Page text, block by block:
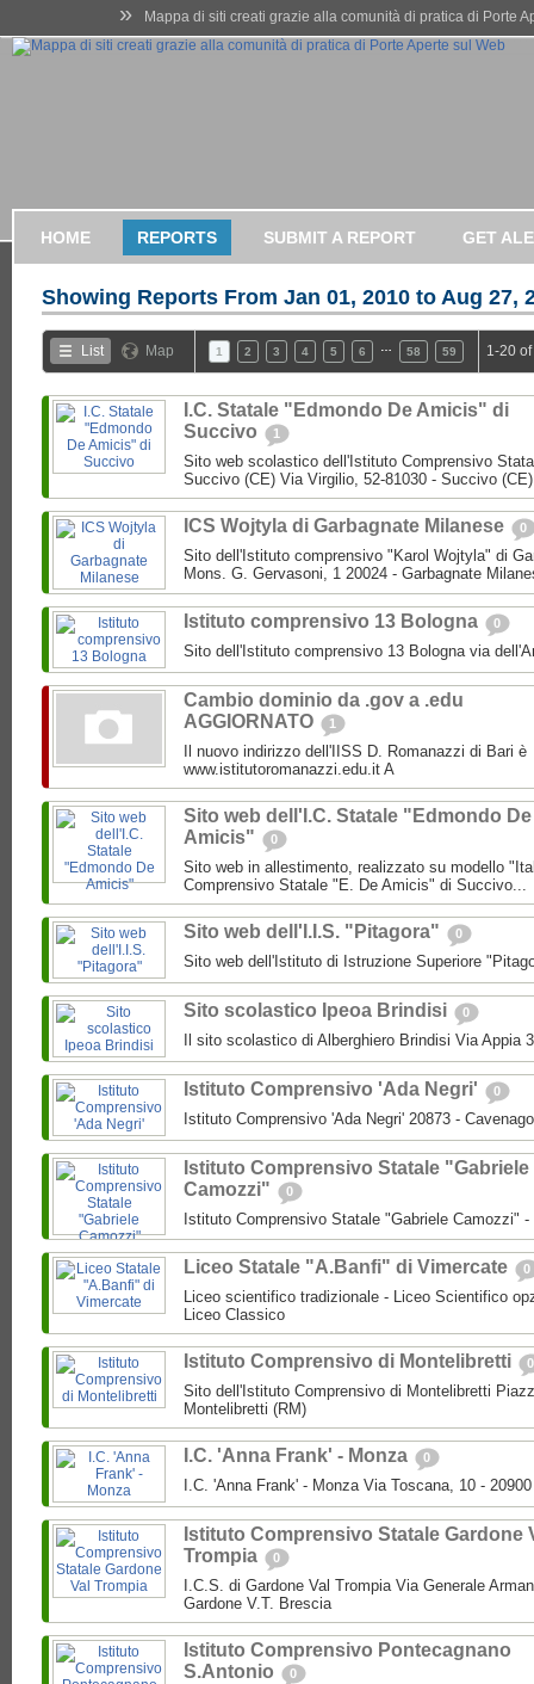
» Mappa di siti creati grazie alla comunità di pratica di Porte
HOME REPORTS SUBMIT A REPORT GET
Showing Reports From Jan 01, 2010 to Aug 27,
List Map 1 2 3 4 5 6 58 59 1-20
I.C. Statale "Edmondo De Amicis" di
Succivo
1
Sito web scolastico dell'Istituto Comprensivo
Succivo (CE) Via Virgilio, 52-81030 - Succivo
ICS Wojtyla di Garbagnate Milanese 0
Sito dell'Istituto comprensivo "Karol Wojtyla" di
Mons. G. Gervasoni, 1 20024 - Garbagnate
Istituto comprensivo 13 Bologna 0
Sito dell'Istituto comprensivo 13 Bologna via
Cambio dominio da .gov a .edu
AGGIORNATO
1
Il nuovo indirizzo dell'IISS D. Romanazzi di Bari è
www.istitutoromanazzi.edu.it A
Sito web dell'I.C. Statale "Edmondo De
Amicis"
0
Sito web in allestimento, realizzato su modello
Comprensivo Statale "E. De Amicis" di Succivo...
Sito web dell'I.I.S. "Pitagora" 0
Sito web dell'Istituto di Istruzione Superiore
Sito scolastico Ipeoa Brindisi 0
Il sito scolastico di Alberghiero Brindisi Via Appia
Istituto Comprensivo 'Ada Negri' 0
Istituto Comprensivo 'Ada Negri' 20873 -
Istituto Comprensivo Statale "Gabriele
Camozzi"
0
Istituto Comprensivo Statale "Gabriele Camozzi"
Liceo Statale "A.Banfi" di Vimercate 0
Liceo scientifico tradizionale - Liceo Scientifico
Liceo Classico
Istituto Comprensivo di Montelibretti 0
Sito dell'Istituto Comprensivo di Montelibretti
Montelibretti (RM)
I.C. 'Anna Frank' - Monza 0
I.C. 'Anna Frank' - Monza Via Toscana, 10 -
Istituto Comprensivo Statale Gardone
Trompia
0
I.C.S. di Gardone Val Trompia Via Generale
Gardone V.T. Brescia
Istituto Comprensivo Pontecagnano
S.Antonio
0